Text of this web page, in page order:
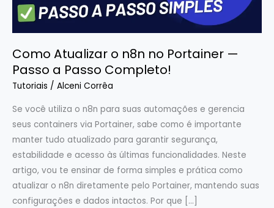
Como Atualizar o n8n no Portainer —
Passo a Passo Completo!
Tutoriais / Alceni Corrêa
Se você utiliza o n8n para suas automações e gerencia
seus containers via Portainer, sabe como é importante
manter tudo atualizado para garantir segurança,
estabilidade e acesso às últimas funcionalidades. Neste
artigo, vou te ensinar de forma simples e prática como
atualizar o n8n diretamente pelo Portainer, mantendo suas
configurações e dados intactos. Por que […]
Passo
Completo!